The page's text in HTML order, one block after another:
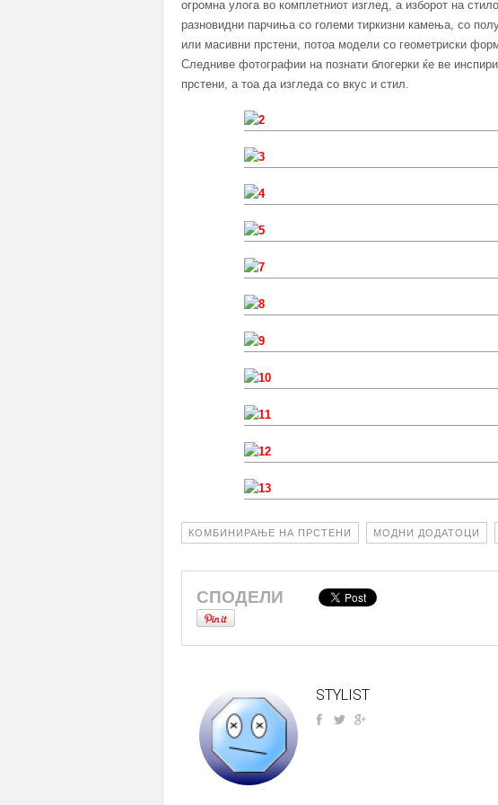
огромна улога во комплетниот изглед, а изборот на
разновидни парчиња со големи тиркизни камења, со
или масивни прстени, потоа модели со геометриски
Следниве фотографии на познати блогерки ќе ве
прстени, а тоа да изгледа со вкус и стил.
КОМБИНИРАЊЕ НА ПРСТЕНИ МОДНИ ДОДАТОЦИ
СПОДЕЛИ
STYLIST